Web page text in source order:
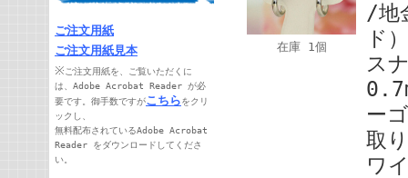
ご注文用紙
ご注文用紙見本
※ ご注文用紙を、ご覧いただくに
は、Adobe Acrobat Reader が必
要です。御手数ですがこちらをクリ
ックし、
無料配布されているAdobe Acrobat
Reader をダウンロードしてくださ
い。
在庫 1個
/地
ド
ス
ー
取
ワ